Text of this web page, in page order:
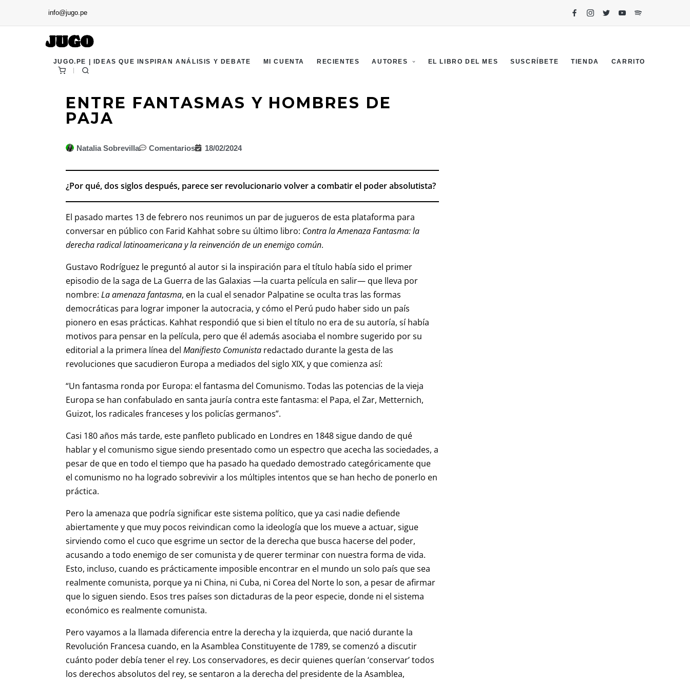
info@jugo.pe
JUGO.PE | IDEAS QUE INSPIRAN ANÁLISIS Y DEBATE MI CUENTA RECIENTES AUTORES EL LIBRO DEL MES SUSCRÍBETE TIENDA CARRITO
ENTRE FANTASMAS Y HOMBRES DE
PAJA
Natalia Sobrevilla Comentarios 18/02/2024
¿Por qué, dos siglos después, parece ser revolucionario volver a combatir el poder absolutista?
El pasado martes 13 de febrero nos reunimos un par de jugueros de esta plataforma para
conversar en público con Farid Kahhat sobre su último libro: Contra la Amenaza Fantasma: la
derecha radical latinoamericana y la reinvención de un enemigo común.
Gustavo Rodríguez le preguntó al autor si la inspiración para el título había sido el primer
episodio de la saga de La Guerra de las Galaxias —la cuarta película en salir— que lleva por
nombre:La amenaza fantasma, en la cual el senador Palpatine se oculta tras las formas
democráticas para lograr imponer la autocracia, y cómo el Perú pudo haber sido un país
pionero en esas prácticas. Kahhat respondió que si bien el título no era de su autoría, sí había
motivos para pensar en la película, pero que él además asociaba el nombre sugerido por su
editorial a la primera línea delManifiesto Comunista redactado durante la gesta de las
revoluciones que sacudieron Europa a mediados del siglo XIX, y que comienza así:
“Un fantasma ronda por Europa: el fantasma del Comunismo. Todas las potencias de la vieja
Europa se han confabulado en santa jauría contra este fantasma: el Papa, el Zar, Metternich,
Guizot, los radicales franceses y los policías germanos”.
Casi 180 años más tarde, este panfleto publicado en Londres en 1848 sigue dando de qué
hablar y el comunismo sigue siendo presentado como un espectro que acecha las sociedades, a
pesar de que en todo el tiempo que ha pasado ha quedado demostrado categóricamente que
el comunismo no ha logrado sobrevivir a los múltiples intentos que se han hecho de ponerlo en
práctica.
Pero la amenaza que podría significar este sistema político, que ya casi nadie defiende
abiertamente y que muy pocos reivindican como la ideología que los mueve a actuar, sigue
sirviendo como el cuco que esgrime un sector de la derecha que busca hacerse del poder,
acusando a todo enemigo de ser comunista y de querer terminar con nuestra forma de vida.
Esto, incluso, cuando es prácticamente imposible encontrar en el mundo un solo país que sea
realmente comunista, porque ya ni China, ni Cuba, ni Corea del Norte lo son, a pesar de afirmar
que lo siguen siendo. Esos tres países son dictaduras de la peor especie, donde ni el sistema
económico es realmente comunista.
Pero vayamos a la llamada diferencia entre la derecha y la izquierda, que nació durante la
Revolución Francesa cuando, en la Asamblea Constituyente de 1789, se comenzó a discutir
cuánto poder debía tener el rey. Los conservadores, es decir quienes querían ‘conservar’ todos
los derechos absolutos del rey, se sentaron a la derecha del presidente de la Asamblea,